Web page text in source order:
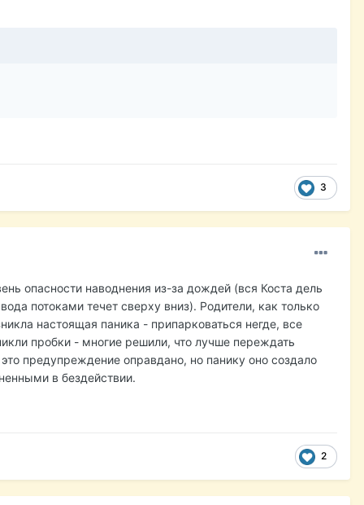
3
опасности наводнения из-за дождей (вся Коста дель
потоками течет сверху вниз). Родители, как только
настоящая паника - припарковаться негде, все
пробки - многие решили, что лучше переждать
предупреждение оправдано, но панику оно создало
в бездействии.
2